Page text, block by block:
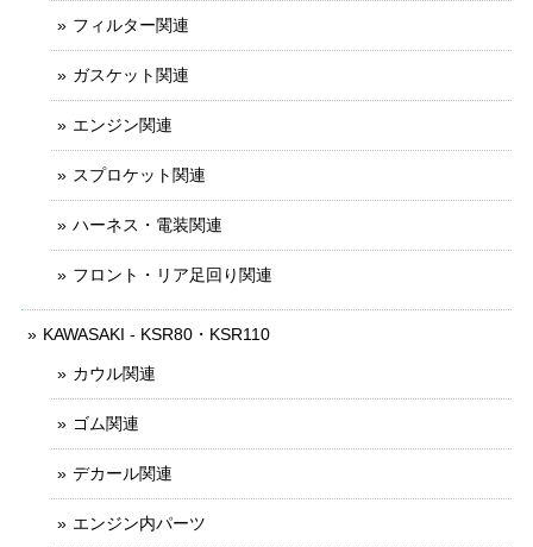
フィルター関連
ガスケット関連
エンジン関連
スプロケット関連
ハーネス・電装関連
フロント・リア足回り関連
KAWASAKI - KSR80・KSR110
カウル関連
ゴム関連
デカール関連
エンジン内パーツ